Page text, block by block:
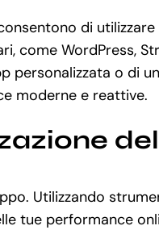
di utilizzare
come WordPress,
personalizzata o di
moderne e reattive.
Utilizzando
tue performance